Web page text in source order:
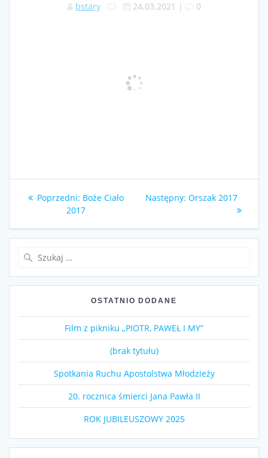
bstary 24.03.2021 | 0
Nawigacja
wpisu
Poprzedni: Poprzedni
wpis:
Boże Ciało
2017
Następny: Następny
Orszak 2017
OSTATNIO DODANE
Film z pikniku „PIOTR, PAWEŁ I MY”
(brak tytułu)
Spotkania Ruchu Apostolstwa Młodzieży
20. rocznica śmierci Jana Pawła II
ROK JUBILEUSZOWY 2025